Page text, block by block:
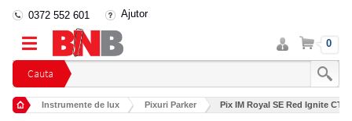
Cauta
0372 552 601 Ajutor
Intra
in
cont
Cos 0
Instrumente de lux Pixuri Parker Pix IM Royal SE Red Ignite CT